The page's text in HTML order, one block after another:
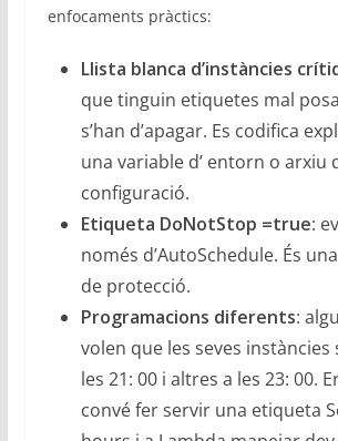
enfocaments pràctics:
Llista blanca d’instàncies
que tinguin etiquetes mal
s’han d’apagar. Es codifica
una variable d’ entorn o arxiu
configuració.
Etiqueta DoNotStop =true:
només d’AutoSchedule. És
de protecció.
Programacions diferents:
volen que les seves instàncies
les 21: 00 i altres a les 23: 00.
convé fer servir una etiqueta